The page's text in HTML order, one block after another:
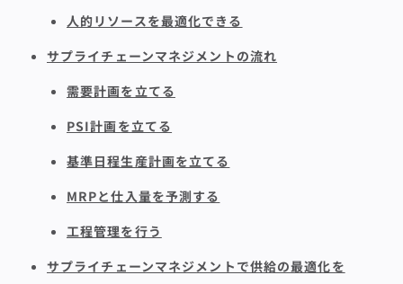
人的リソースを最適化できる
サプライチェーンマネジメントの流れ
需要計画を立てる
PSI計画を立てる
基準日程生産計画を立てる
MRPと仕入量を予測する
工程管理を行う
サプライチェーンマネジメントで供給の最適化を